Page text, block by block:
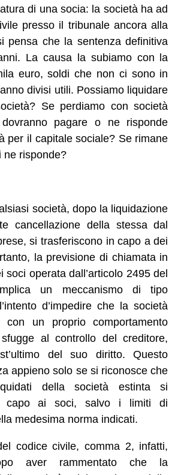
di una socia: la società ha ad
presso il tribunale ancora alla
pensa che la sentenza definitiva
La causa la subiamo con la
euro, soldi che non ci sono in
divisi utili. Possiamo liquidare
Se perdiamo con società
pagare o ne risponde
per il capitale sociale? Se rimane
ne risponde?
società, dopo la liquidazione
cancellazione della stessa dal
si trasferiscono in capo a dei
la previsione di chiamata in
soci operata dall’articolo 2495 del
un meccanismo di tipo
d’impedire che la società
con un proprio comportamento
al controllo del creditore,
del suo diritto. Questo
appieno solo se si riconosce che
della società estinta si
capo ai soci, salvo i limiti di
medesima norma indicati.
codice civile, comma 2, infatti,
aver rammentato che la